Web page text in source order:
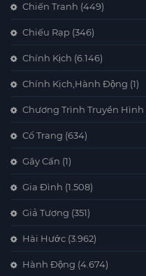
Chiến Tranh (449)
Chiếu Rạp (346)
Chính Kịch (6.146)
Chính Kịch,Hành Động (1)
Chương Trình Truyền Hình
Cổ Trang (634)
Gây Cấn (1)
Gia Đình (1.508)
Giả Tượng (351)
Hài Hước (3.962)
Hành Động (4.674)